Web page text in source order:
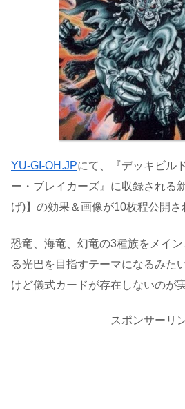
YU-GI-OH.JPにて、『デッキビル
ー・ブレイカーズ』に収録される
げ)】の効果＆画像が10枚程公開さ
恐竜、海竜、幻竜の3種族をメイ
る光巴を目指すテーマになるみた
けど儀式カードが存在しないのが
スポンサーリ